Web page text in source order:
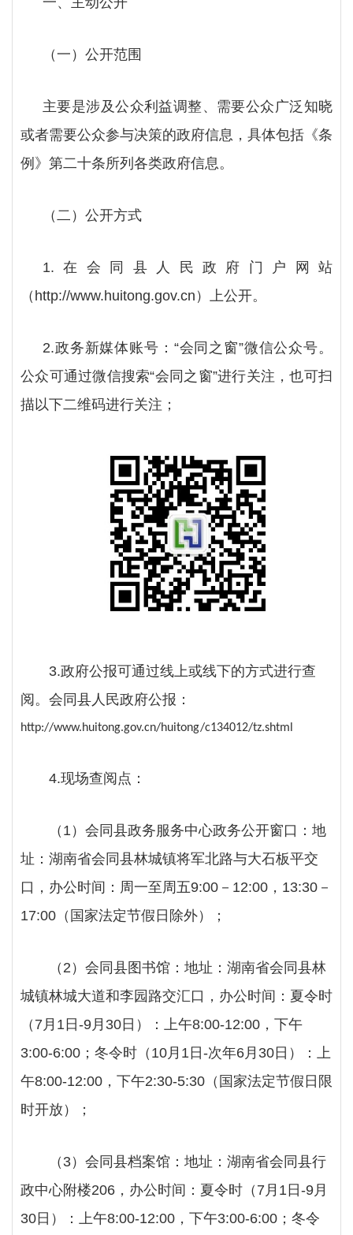
（一）公开范围
主要是涉及公众利益调整、需要公众广泛知晓
或者需要公众参与决策的政府信息，具体包括《条
例》第二十条所列各类政府信息。
（二）公开方式
1.在 会同县
人民政府门户网站
（ http://www.huitong.gov.cn）上公开。
2.政务新媒体账号：“会同之窗”微信公众号。
公众可通过微信搜索“会同之窗”进行关注，也可扫
描以下二维码进行关注；
3.政府公报可通过线上或线下的方式进行查
阅。 会同县人民政府公报：
http://www.huitong.gov.cn/huitong/c134012/tz.shtml
4.现场查阅点：
（ 1） 会同县政务服务中心政务公开窗口 ：地
址：湖南省会同县林城镇将军北路与大石板平交
口，办公时间：周一至周五9:00－12:00，13:30－
17:00（国家法定节假日除外）；
（ 2）会同县图书馆：地址：湖南省会同县林
城镇林城大道和李园路交汇口，办公时间：夏令时
（7月1日-9月30日）：上午8:00-12:00，下午
3:00-6:00；冬令时（10月1日-次年6月30日）：上
午8:00-12:00，下午2:30-5:30（国家法定节假日限
时开放）；
（ 3）会同县档案馆：地址：湖南省会同县行
政中心附楼206，办公时间：夏令时（7月1日-9月
30日）：上午8:00-12:00，下午3:00-6:00；冬令